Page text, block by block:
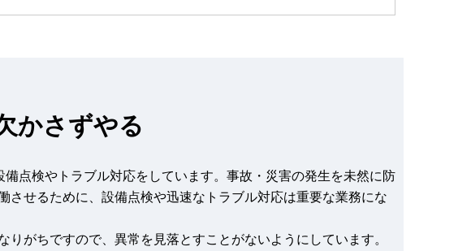
かさずやる
点検やトラブル対応をしています。事故・災害の発生を未然に防
せるために、設備点検や迅速なトラブル対応は重要な業務にな
がちですので、異常を見落とすことがないようにしています。